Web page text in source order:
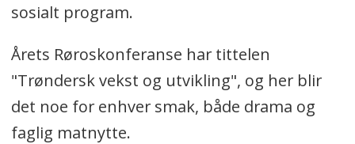
sosialt program.
Årets Røroskonferanse har tittelen
"Trøndersk vekst og utvikling", og her blir
det noe for enhver smak, både drama og
faglig matnytte.